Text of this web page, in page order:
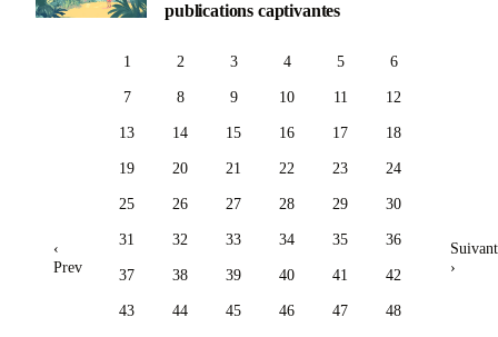
publications captivantes
‹
Prev
1 2 3 4 5 6
7 8 9 10 11 12
13 14 15 16 17 18
19 20 21 22 23 24
25 26 27 28 29 30
31 32 33 34 35 36
37 38 39 40 41 42
43 44 45 46 47 48
Suivant
›